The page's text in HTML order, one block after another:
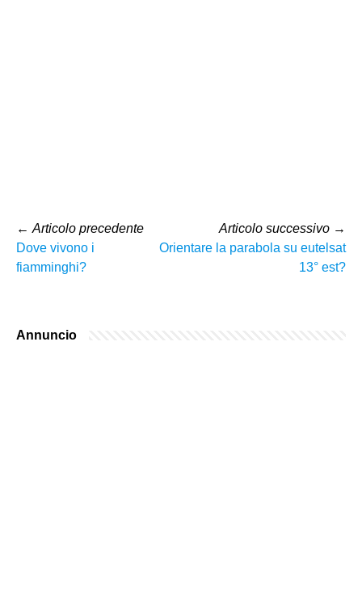
← Articolo precedente
Dove vivono i
fiamminghi?
Articolo successivo →
Orientare la parabola su eutelsat
13° est?
Annuncio